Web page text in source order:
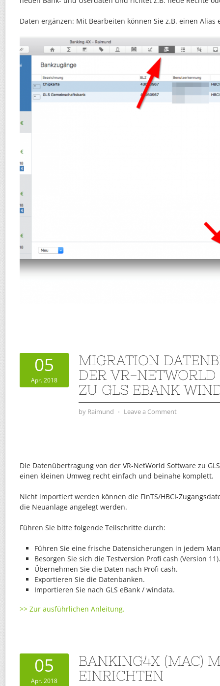
Daten ergänzen: Mit Bearbeiten können Sie z.B. einen Alias
05
Apr. 2018
MIGRATION
DER VR-NETWORLD
ZU GLS EBANK
by Raimund ⋅ Leave a Comment
Die Datenübertragung von der VR-NetWorld Software zu
einen kleinen Umweg recht einfach und beinahe komplett.
Nicht importiert werden können die FinTS/HBCI-
die Neuanlage angelegt werden.
Führen Sie bitte folgende Teilschritte durch:
Führen Sie eine frische Datensicherungen in jedem
Besorgen Sie sich die Testversion Profi cash (Version 11).
Übernehmen Sie die Daten nach Profi cash.
Exportieren Sie die Datenbanken.
Importieren Sie nach GLS eBank / windata.
>> Zur ausführlichen Anleitung.
05
Apr. 2018
BANKING4X (MAC)
EINRICHTEN